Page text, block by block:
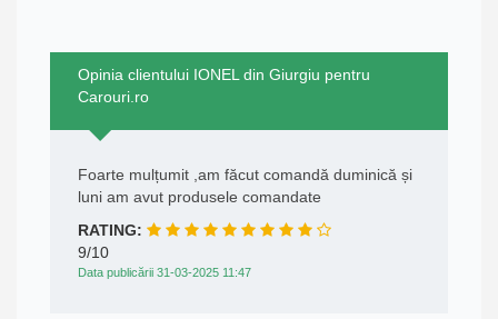
Opinia clientului IONEL din Giurgiu pentru
Carouri.ro
Foarte mulțumit ,am făcut comandă duminică și
luni am avut produsele comandate
RATING:
9/10
Data publicării 31-03-2025 11:47